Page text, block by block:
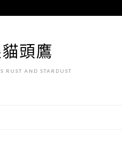
頭鷹
RUST AND STARDUST